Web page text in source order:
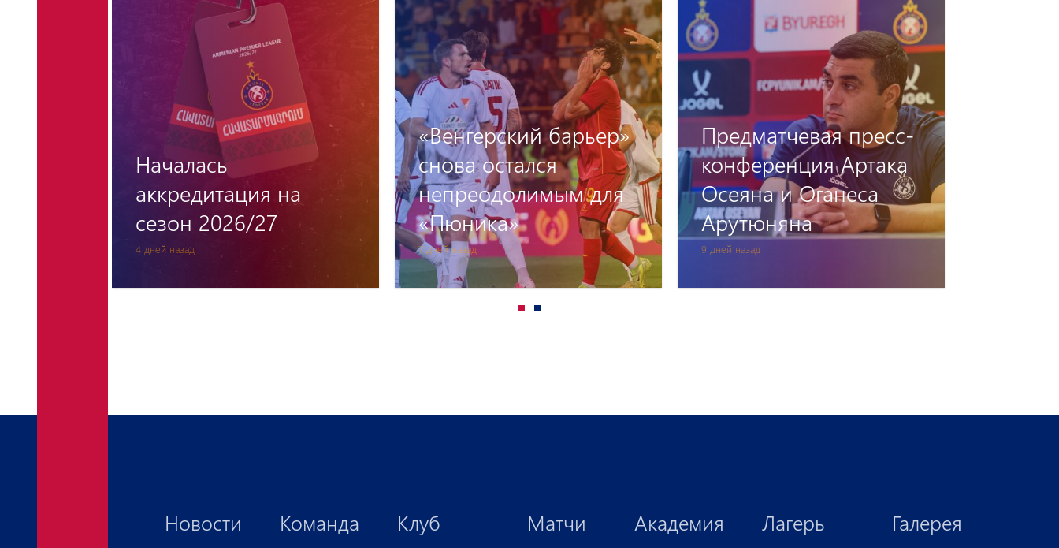
7 дней назад
«Венгерский барьер»
снова остался
непреодолимым для
«Пюника»
9 дней назад
Предматчевая пресс-
конференция Артака
Осеяна и Оганеса
Арутюняна
13 дней назад
«Пюник» —
«Дебрецен»:
Аккредитация
Новости Команда Клуб Матчи Академия Лагерь Галерея